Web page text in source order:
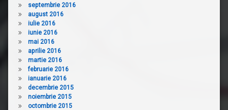
septembrie 2016
august 2016
iulie 2016
iunie 2016
mai 2016
aprilie 2016
martie 2016
februarie 2016
ianuarie 2016
decembrie 2015
noiembrie 2015
octombrie 2015